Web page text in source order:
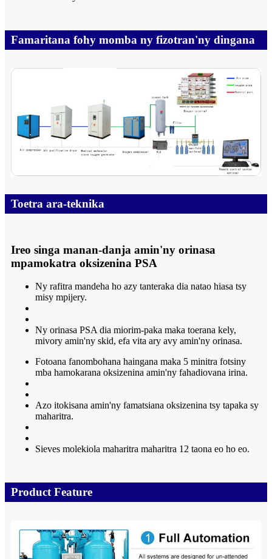
Famaritana fohy momba ny fizotran'ny dingana
Toetra ara-teknika
Ireo singa manan-danja amin'ny orinasa
mpamokatra oksizenina PSA
Ny rafitra mandeha ho azy tanteraka dia natao hiasa tsy
misy mpijery.
Ny orinasa PSA dia miorim-paka maka toerana kely,
mivory amin'ny skid, efa vita ary avy amin'ny orinasa.
Fotoana fanombohana haingana maka 5 minitra fotsiny
mba hamokarana oksizenina amin'ny fahadiovana irina.
Azo itokisana amin'ny famatsiana oksizenina tsy tapaka sy
maharitra.
Sieves molekiola maharitra maharitra 12 taona eo ho eo.
Product Feature